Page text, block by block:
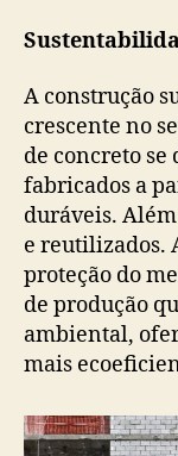
A construção
crescente no
de concreto se
fabricados a
duráveis.
e reutilizados.
proteção do
de produção
ambiental,
mais